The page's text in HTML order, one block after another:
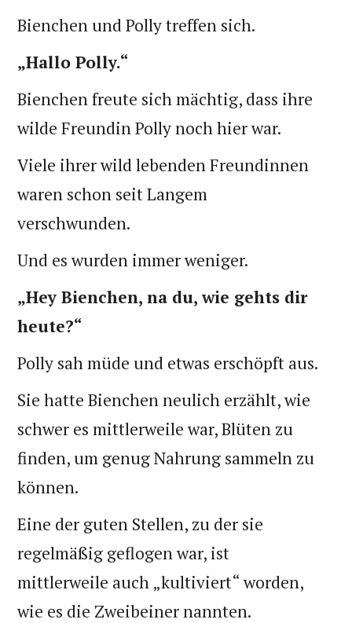
Bienchen und Polly treffen sich.
„Hallo Polly.“
Bienchen freute sich mächtig, dass ihre
wilde Freundin Polly noch hier war.
Viele ihrer wild lebenden Freundinnen
waren schon seit Langem
verschwunden.
Und es wurden immer weniger.
„Hey Bienchen, na du, wie gehts dir
heute?“
Polly sah müde und etwas erschöpft aus.
Sie hatte Bienchen neulich erzählt, wie
schwer es mittlerweile war, Blüten zu
finden, um genug Nahrung sammeln zu
können.
Eine der guten Stellen, zu der sie
regelmäßig geflogen war, ist
mittlerweile auch „kultiviert“ worden,
wie es die Zweibeiner nannten.